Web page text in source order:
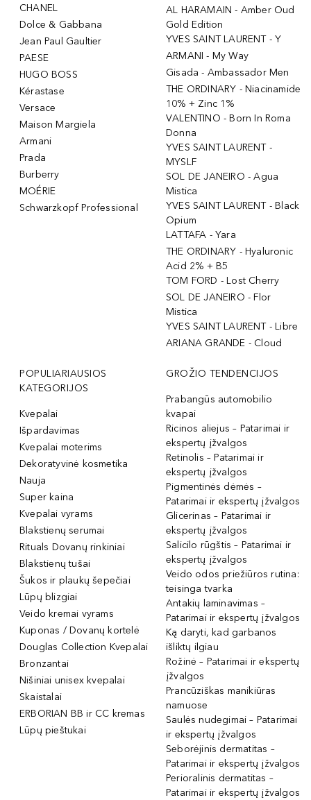
CHANEL
Dolce & Gabbana
Jean Paul Gaultier
PAESE
HUGO BOSS
Kérastase
Versace
Maison Margiela
Armani
Prada
Burberry
MOÉRIE
Schwarzkopf Professional
AL HARAMAIN - Amber Oud
Gold Edition
YVES SAINT LAURENT - Y
ARMANI - My Way
Gisada - Ambassador Men
THE ORDINARY - Niacinamide
10% + Zinc 1%
VALENTINO - Born In Roma
Donna
YVES SAINT LAURENT -
MYSLF
SOL DE JANEIRO - Agua
Mistica
YVES SAINT LAURENT - Black
Opium
LATTAFA - Yara
THE ORDINARY - Hyaluronic
Acid 2% + B5
TOM FORD - Lost Cherry
SOL DE JANEIRO - Flor
Mistica
YVES SAINT LAURENT - Libre
ARIANA GRANDE - Cloud
POPULIARIAUSIOS
KATEGORIJOS
Kvepalai
Išpardavimas
Kvepalai moterims
Dekoratyvinė kosmetika
Nauja
Super kaina
Kvepalai vyrams
Blakstienų serumai
Rituals Dovanų rinkiniai
Blakstienų tušai
Šukos ir plaukų šepečiai
Lūpų blizgiai
Veido kremai vyrams
Kuponas / Dovanų kortelė
Douglas Collection Kvepalai
Bronzantai
Nišiniai unisex kvepalai
Skaistalai
ERBORIAN BB ir CC kremas
Lūpų pieštukai
GROŽIO TENDENCIJOS
Prabangūs automobilio
kvapai
Ricinos aliejus – Patarimai ir
ekspertų įžvalgos
Retinolis – Patarimai ir
ekspertų įžvalgos
Pigmentinės dėmės –
Patarimai ir ekspertų įžvalgos
Glicerinas – Patarimai ir
ekspertų įžvalgos
Salicilo rūgštis – Patarimai ir
ekspertų įžvalgos
Veido odos priežiūros rutina:
teisinga tvarka
Antakių laminavimas –
Patarimai ir ekspertų įžvalgos
Ką daryti, kad garbanos
išliktų ilgiau
Rožinė – Patarimai ir ekspertų
įžvalgos
Prancūziškas manikiūras
namuose
Saulės nudegimai – Patarimai
ir ekspertų įžvalgos
Seborėjinis dermatitas –
Patarimai ir ekspertų įžvalgos
Perioralinis dermatitas –
Patarimai ir ekspertų įžvalgos